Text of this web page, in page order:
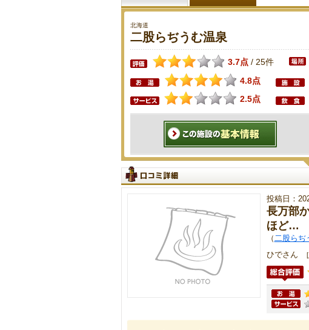
北海道
二股らぢうむ温泉
3.7点 / 25件
4.8点
2.5点
投稿日：
長万部
ほど…
（二股らぢ
ひでさん